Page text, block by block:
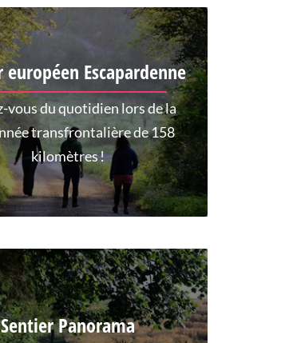
européen Escapardenne
vous du quotidien lors de la
transfrontalière de 158
kilomètres !
Sentier Panorama